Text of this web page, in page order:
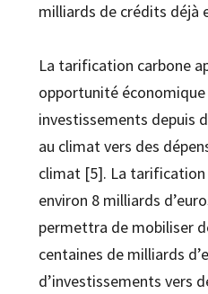
milliards de crédits déjà
La tarification carbone
opportunité
investissements depuis
au climat vers des
climat [5]. La
environ 8 milliards
permettra de mobiliser
centaines de milliards
d’investissements vers